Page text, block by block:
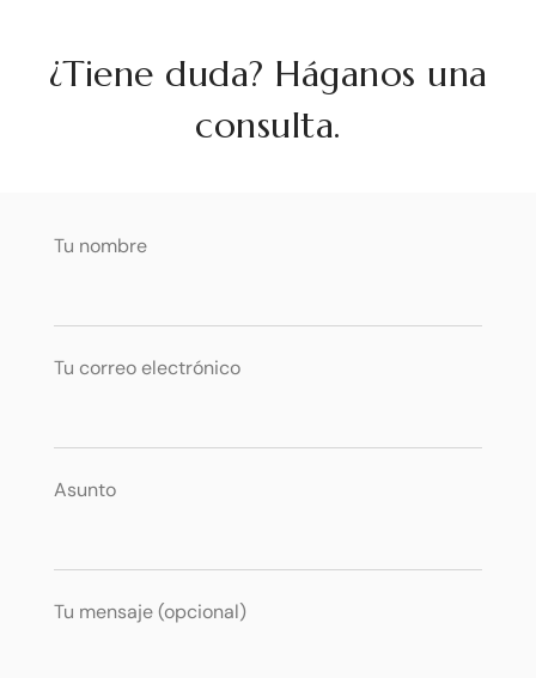
¿Tiene duda? Háganos una
consulta.
Tu nombre
Tu correo electrónico
Asunto
Tu mensaje (opcional)